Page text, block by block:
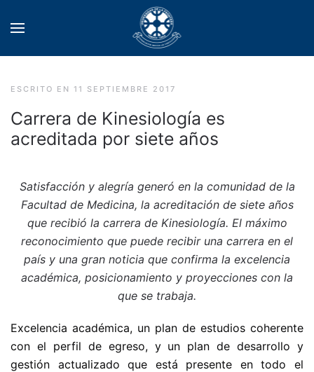
ESCRITO EN 11 SEPTIEMBRE 2017
Carrera de Kinesiología es
acreditada por siete años
Satisfacción y alegría generó en la comunidad de la
Facultad de Medicina, la acreditación de siete años
que recibió la carrera de Kinesiología. El máximo
reconocimiento que puede recibir una carrera en el
país y una gran noticia que confirma la excelencia
académica, posicionamiento y proyecciones con la
que se trabaja.
Excelencia académica, un plan de estudios coherente
con el perfil de egreso, y un plan de desarrollo y
gestión actualizado que está presente en todo el